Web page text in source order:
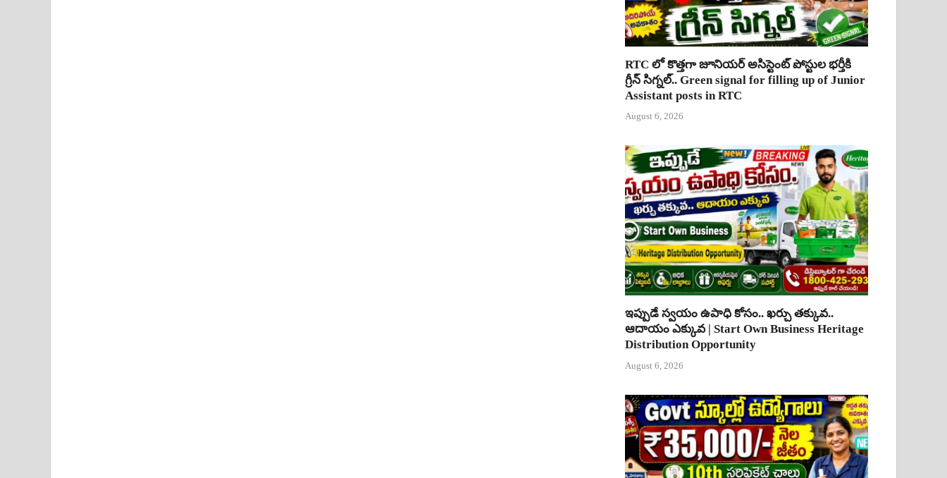
RTC లో కొత్తగా జూనియర్ అసిస్టెంట్ పోస్టుల భర్తీకి
గ్రీన్ సిగ్నల్.. Green signal for filling up of Junior
Assistant posts in RTC
August 6, 2026
ఇప్పుడే స్వయం ఉపాధి కోసం.. ఖర్చు తక్కువ..
ఆదాయం ఎక్కువ | Start Own Business Heritage
Distribution Opportunity
August 6, 2026